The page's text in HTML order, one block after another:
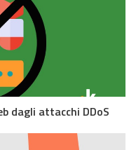
dagli attacchi DDoS